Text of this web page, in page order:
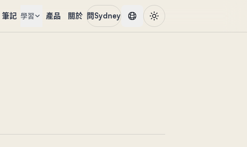
筆記 學習 產品 關於 問Sydney